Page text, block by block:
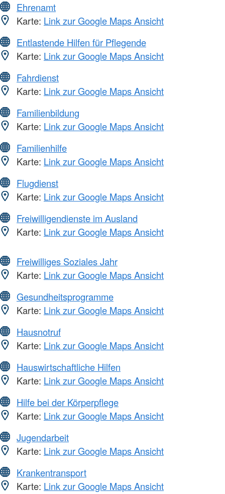
Ehrenamt
Karte: Link zur Google Maps Ansicht
Entlastende Hilfen für Pflegende
Karte: Link zur Google Maps Ansicht
Fahrdienst
Karte: Link zur Google Maps Ansicht
Familienbildung
Karte: Link zur Google Maps Ansicht
Familienhilfe
Karte: Link zur Google Maps Ansicht
Flugdienst
Karte: Link zur Google Maps Ansicht
Freiwilligendienste im Ausland
Karte: Link zur Google Maps Ansicht
Freiwilliges Soziales Jahr
Karte: Link zur Google Maps Ansicht
Gesundheitsprogramme
Karte: Link zur Google Maps Ansicht
Hausnotruf
Karte: Link zur Google Maps Ansicht
Hauswirtschaftliche Hilfen
Karte: Link zur Google Maps Ansicht
Hilfe bei der Körperpflege
Karte: Link zur Google Maps Ansicht
Jugendarbeit
Karte: Link zur Google Maps Ansicht
Krankentransport
Karte: Link zur Google Maps Ansicht